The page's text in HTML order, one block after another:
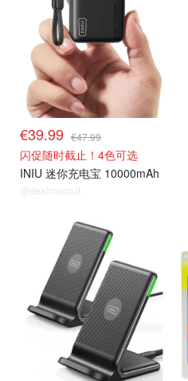
€39.99 €47.99
闪促随时截止！4色可选
INIU 迷你充电宝 10000mAh
@dealmoon.it